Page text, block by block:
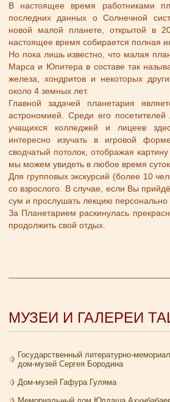
В настоящее время работниками
последних данных о Солнечной
новой малой планете, открытой в
настоящее время собирается полная
Но пока лишь известно, что малая
Марса и Юпитера в составе так
железа, хондритов и некоторых
около 4 земных лет.
Главной задачей планетария
астрономией. Среди его
учащихся колледжей и лицеев
интересно изучать в игровой
сводчатый потолок, отображая
мы можем увидеть в любое время суток.
Для групповых экскурсий (более 10
со взрослого. В случае, если Вы
сум и прослушать лекцию персонально
За Планетарием раскинулась
продолжить свой отдых.
МУЗЕИ И ГАЛЕРЕИ
Государственный литературно-
дом-музей Сергея Бородина
Дом-музей Гафура Гуляма